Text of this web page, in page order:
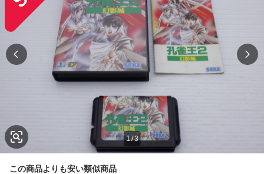
1/3
この商品よりも安い類似商品